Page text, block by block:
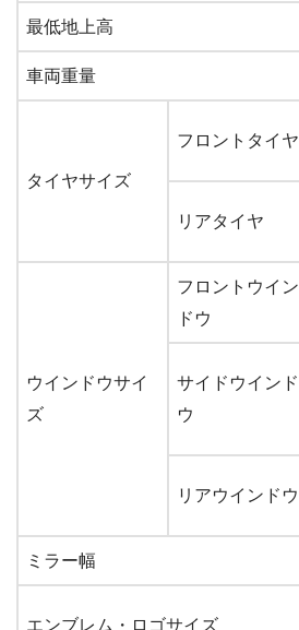
最低地上高
車両重量
タイヤサイズ
フロントタイヤ
リアタイヤ
ウインドウサイ
ズ
フロントウイン
ドウ
サイドウインド
ウ
リアウインドウ
ミラー幅
エンブレム・ロゴサイズ